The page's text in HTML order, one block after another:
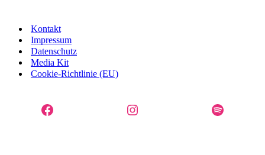
Kontakt
Impressum
Datenschutz
Media Kit
Cookie-Richtlinie (EU)
Facebook Instagram Spotify